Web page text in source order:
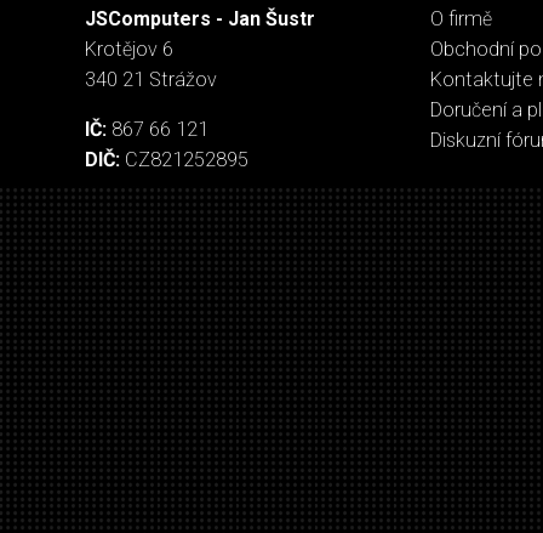
JSComputers - Jan Šustr
Krotějov 6
340 21 Strážov
IČ: 867 66 121
DIČ: CZ821252895
O firmě
Obchodní
Kontaktujte
Doručení a
Diskuzní